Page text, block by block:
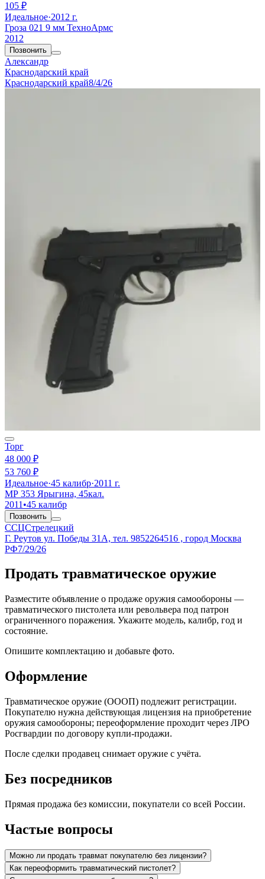
105 ₽
Идеальное·2012 г.
Гроза 021 9 мм ТехноАрмс
2012
Позвонить
Александр
Краснодарский край
Краснодарский край8/4/26
Торг
48 000 ₽
53 760 ₽
Идеальное·45 калибр·2011 г.
МР 353 Ярыгина, 45кал.
2011 •45 калибр
Позвонить
ССЦСтрелецкий
Г. Реутов ул. Победы 31А, тел. 9852264516 , город Москва
РФ7/29/26
Продать травматическое оружие
Разместите объявление о продаже оружия самообороны —
травматического пистолета или револьвера под патрон
ограниченного поражения. Укажите модель, калибр, год и
состояние.
Опишите комплектацию и добавьте фото.
Оформление
Травматическое оружие (ОООП) подлежит регистрации.
Покупателю нужна действующая лицензия на приобретение
оружия самообороны; переоформление проходит через ЛРО
Росгвардии по договору купли-продажи.
После сделки продавец снимает оружие с учёта.
Без посредников
Прямая продажа без комиссии, покупатели со всей России.
Частые вопросы
Можно ли продать травмат покупателю без лицензии?
Как переоформить травматический пистолет?